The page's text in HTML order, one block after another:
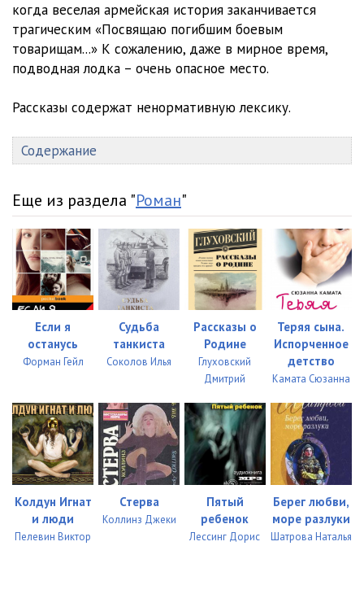
когда веселая армейская история заканчивается
трагическим «Посвящаю погибшим боевым
товарищам...» К сожалению, даже в мирное время,
подводная лодка – очень опасное место.
Рассказы содержат ненормативную лексику.
Содержание
Еще из раздела "Роман"
Если я
останусь
Форман Гейл
Судьба
танкиста
Соколов Илья
Рассказы о
Родине
Глуховский
Дмитрий
Теряя сына.
Испорченное
детство
Камата Сюзанна
Колдун Игнат
и люди
Пелевин Виктор
Стерва
Коллинз Джеки
Пятый
ребенок
Лессинг Дорис
Берег любви,
море разлуки
Шатрова Наталья